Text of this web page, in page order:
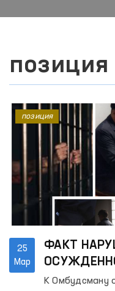
позиция
25
Мар
ФАКТ
КОНТРОЛЬ
К Омбудсману
позиция